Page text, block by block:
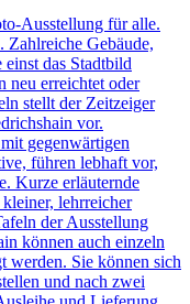
Ausstellung für alle.
Zahlreiche Gebäude,
das Stadtbild
neu erreichtet oder
stellt der Zeitzeiger
vor.
gegenwärtigen
führen lebhaft vor,
Kurze erläuternde
lehrreicher
der Ausstellung
können auch einzeln
werden. Sie können sich
und nach zwei